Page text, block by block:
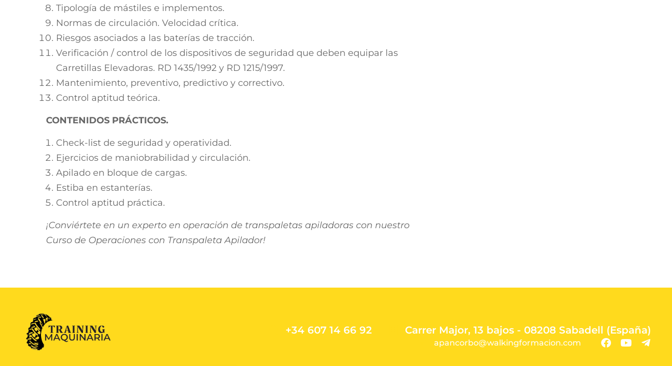
Tipología de mástiles e implementos.
Normas de circulación. Velocidad crítica.
Riesgos asociados a las baterías de tracción.
Verificación / control de los dispositivos de seguridad que deben equipar las
Carretillas Elevadoras. RD 1435/1992 y RD 1215/1997.
Mantenimiento, preventivo, predictivo y correctivo.
Control aptitud teórica.
CONTENIDOS PRÁCTICOS.
Check-list de seguridad y operatividad.
Ejercicios de maniobrabilidad y circulación.
Apilado en bloque de cargas.
Estiba en estanterías.
Control aptitud práctica.
¡Conviértete en un experto en operación de transpaletas apiladoras con nuestro
Curso de Operaciones con Transpaleta Apilador!
+34 607 14 66 92 Carrer Major, 13 bajos - 08208 Sabadell (España)
apancorbo@walkingformacion.com